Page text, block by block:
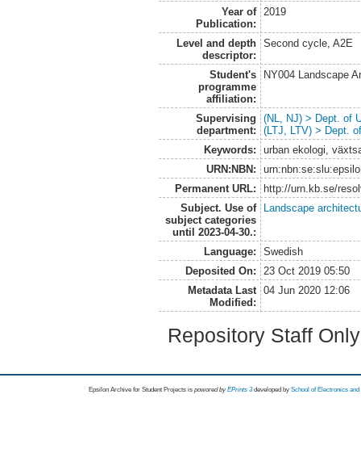
Year of
Publication:
2019
Level and depth
descriptor:
Second cycle, A2E
Student's
programme
affiliation:
NY004 Landscape
Supervising
department:
(NL, NJ) > Dept. of
(LTJ, LTV) > Dept.
Keywords:
urban ekologi,
URN:NBN:
Permanent URL:
http://urn.kb.se/
Subject. Use of
subject categories
until 2023-04-30.:
Landscape
Language:
Swedish
Deposited On:
23 Oct 2019 05:50
Metadata Last
Modified:
04 Jun 2020 12:06
Repository Staff
Epsilon Archive for Student Projects is powored byEPrints 3 developed by School of Electronics